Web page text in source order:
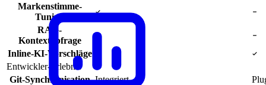
Markenstimme-
Tuning
RAG-
Kontextabfrage
Inline-KI-Vorschläge
Entwickler-Erlebnis
Git-Synchronisation Integriert